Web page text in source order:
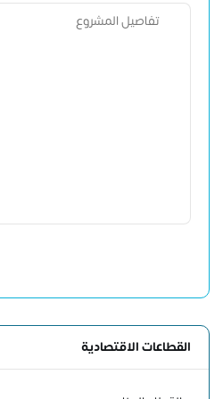
القطاعات الاقتصادية